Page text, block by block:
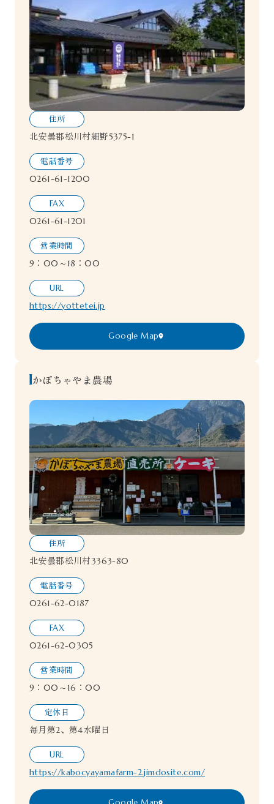
Google Map
住所
北安曇郡松川村細野5375-1
電話番号
0261-61-1200
FAX
0261-61-1201
営業時間
9：00～18：00
URL
https://yottetei.jp
かぼちゃやま農場
住所
北安曇郡松川村3363-80
電話番号
0261-62-0187
FAX
0261-62-0305
営業時間
9：00～16：00
定休日
毎月第2、第4水曜日
URL
https://kabocyayamafarm-2.jimdosite.com/